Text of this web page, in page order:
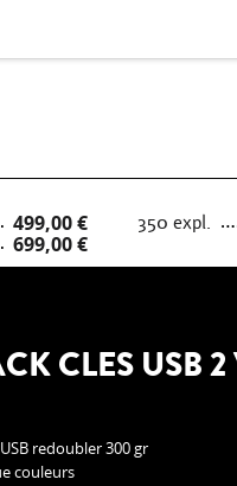
499,00 € 350 expl.
699,00 €
CLES USB 2
redoubler 300 gr
couleurs